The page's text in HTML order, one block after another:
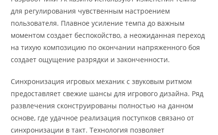
для регулирования чувственным настроением
пользователя. Плавное усиление темпа до важным
моментом создает беспокойство, а неожиданная переход
на тихую композицию по окончании напряженного боя
создает ощущение разрядки и законченности.
Синхронизация игровых механик с звуковым ритмом
предоставляет свежие шансы для игрового дизайна. Ряд
развлечения сконструированы полностью на данном
основе, где удачное реализация поступков связано от
синхронизации в такт. Технология позволяет